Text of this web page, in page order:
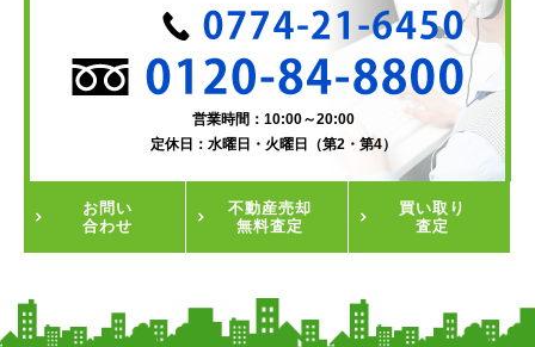
営業時間：10:00～20:00
定休日：水曜日・火曜日（第2・第4）
お問い
合わせ
不動産売却
無料査定
買い取り
査定